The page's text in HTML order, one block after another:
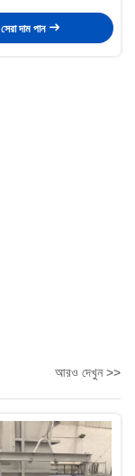
সেরা দাম পান
আরও দেখুন >>